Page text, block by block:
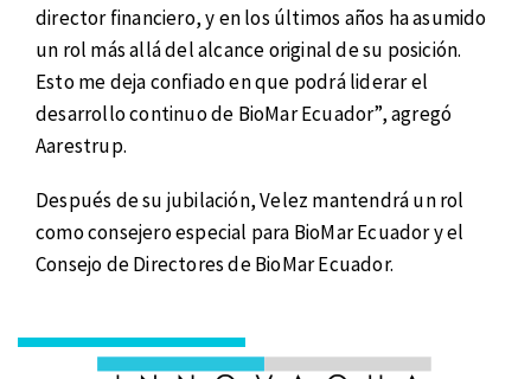
director financiero, y en los últimos años ha asumido
un rol más allá del alcance original de su posición.
Esto me deja confiado en que podrá liderar el
desarrollo continuo de BioMar Ecuador”, agregó
Aarestrup.
Después de su jubilación, Velez mantendrá un rol
como consejero especial para BioMar Ecuador y el
Consejo de Directores de BioMar Ecuador.